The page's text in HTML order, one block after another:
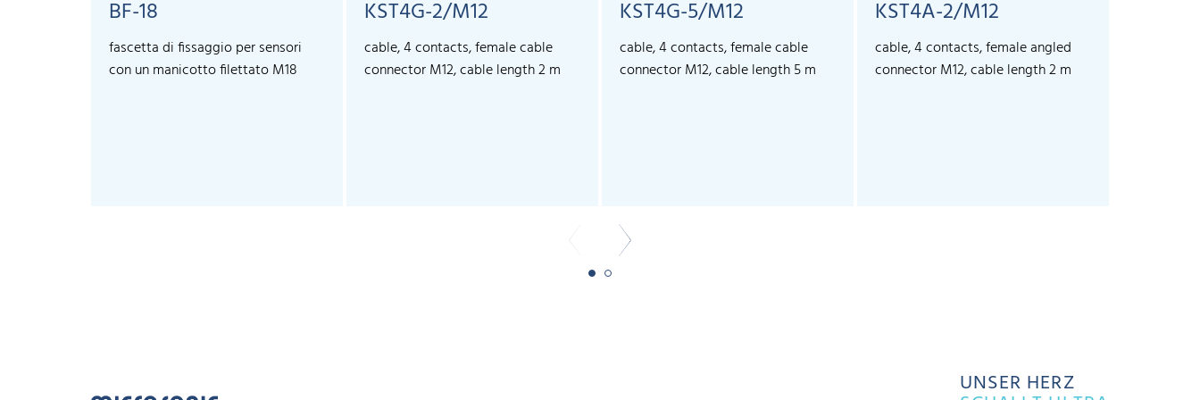
BF-18
fascetta di fissaggio per sensori
con un manicotto filettato M18
KST4G-2/M12
cable, 4 contacts, female cable
connector M12, cable length 2 m
KST4G-5/M12
cable, 4 contacts, female cable
connector M12, cable length 5 m
KST4A-2/M12
cable, 4 contacts, female angled
connector M12, cable length 2 m
UNSER HERZ